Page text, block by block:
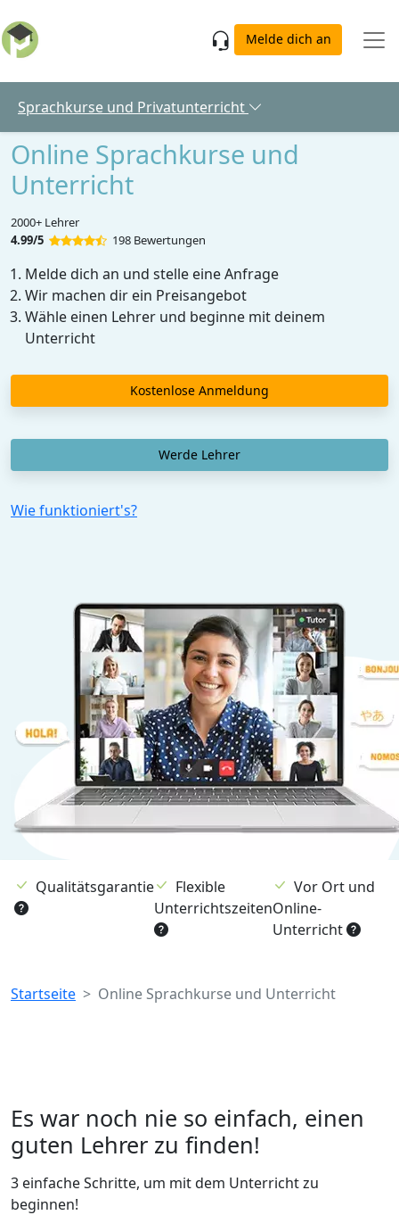
Melde dich an
Sprachkurse und Privatunterricht
Online Sprachkurse und
Unterricht
2000+ Lehrer
4.99/5
198 Bewertungen
Melde dich an und stelle eine Anfrage
Wir machen dir ein Preisangebot
Wähle einen Lehrer und beginne mit deinem
Unterricht
Kostenlose Anmeldung
Werde Lehrer
Wie funktioniert's?
Qualitätsgarantie
Flexible
Unterrichtszeiten
Vor Ort und
Online-
Unterricht
Breadcrumb
Startseite Online Sprachkurse und Unterricht
Es war noch nie so einfach, einen
guten Lehrer zu finden!
3 einfache Schritte, um mit dem Unterricht zu
beginnen!